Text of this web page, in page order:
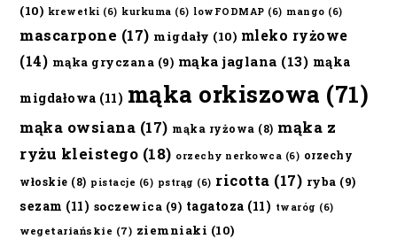
(10) krewetki (6) kurkuma (6) lowFODMAP (6) mango (6)
mascarpone (17) migdały (10) mleko ryżowe
(14) mąka gryczana (9) mąka jaglana (13) mąka
migdałowa (11) mąka orkiszowa (71)
mąka owsiana (17) mąka ryżowa (8) mąka z
ryżu kleistego (18) orzechy nerkowca (6) orzechy
włoskie (8) pistacje (6) pstrąg (6) ricotta (17) ryba (9)
sezam (11) soczewica (9) tagatoza (11) twaróg (6)
wegetariańskie (7) ziemniaki (10)